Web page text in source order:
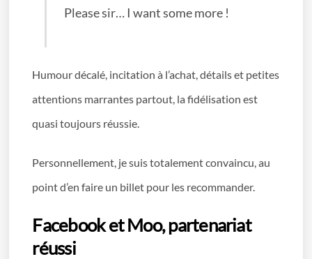
Please sir… I want some more !
Humour décalé, incitation à l’achat, détails et petites
attentions marrantes partout, la fidélisation est
quasi toujours réussie.
Personnellement, je suis totalement convaincu, au
point d’en faire un billet pour les recommander.
Facebook et Moo, partenariat
réussi